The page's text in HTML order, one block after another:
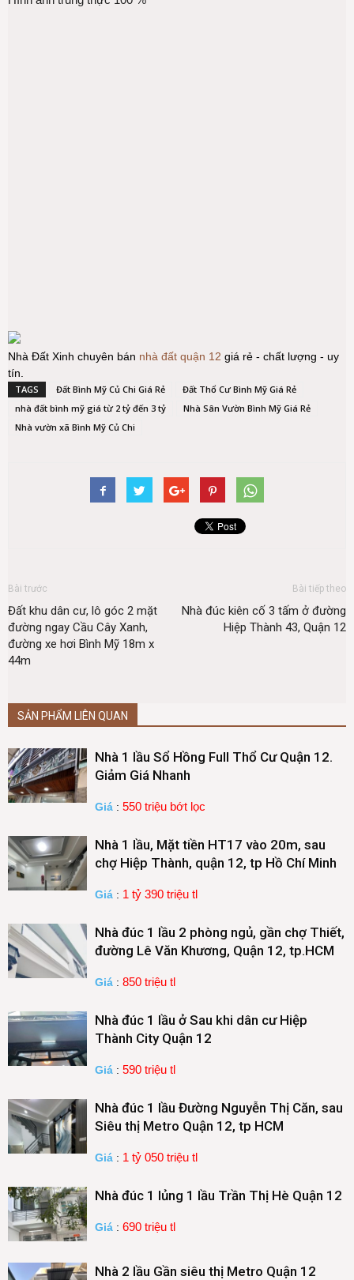
Nhà Đất Xinh chuyên bán nhà đất quận 12 giá rẻ - chất lượng - uy
tín.
TAGS Đất Bình Mỹ Củ Chi Giá Rẻ
Đất Thổ Cư Bình Mỹ Giá Rẻ
nhà đất bình mỹ giá từ 2 tỷ đến 3 tỷ
Nhà Sân Vườn Bình Mỹ Giá Rẻ
Nhà vườn xã Bình Mỹ Củ Chi
Bài trước
Đất khu dân cư, lô góc 2 mặt
đường ngay Cầu Cây Xanh,
đường xe hơi Bình Mỹ 18m x
44m
Bài tiếp theo
Nhà đúc kiên cố 3 tấm ở đường
Hiệp Thành 43, Quận 12
SẢN PHẨM LIÊN QUAN
Nhà 1 lầu Sổ Hồng Full Thổ Cư Quận 12.
Giảm Giá Nhanh
Giá : 550 triệu bớt lọc
Nhà 1 lầu, Mặt tiền HT17 vào 20m, sau
chợ Hiệp Thành, quận 12, tp Hồ Chí Minh
Giá : 1 tỷ 390 triệu tl
Nhà đúc 1 lầu 2 phòng ngủ, gần chợ Thiết,
đường Lê Văn Khương, Quận 12, tp.HCM
Giá : 850 triệu tl
Nhà đúc 1 lầu ở Sau khi dân cư Hiệp
Thành City Quận 12
Giá : 590 triệu tl
Nhà đúc 1 lầu Đường Nguyễn Thị Căn, sau
Siêu thị Metro Quận 12, tp HCM
Giá : 1 tỷ 050 triệu tl
Nhà đúc 1 lủng 1 lầu Trần Thị Hè Quận 12
Giá : 690 triệu tl
Nhà 2 lầu Gần siêu thị Metro Quận 12